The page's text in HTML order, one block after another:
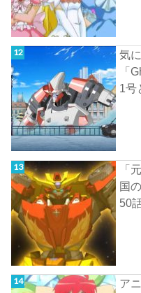
気
「
1号
「
国
50
ア